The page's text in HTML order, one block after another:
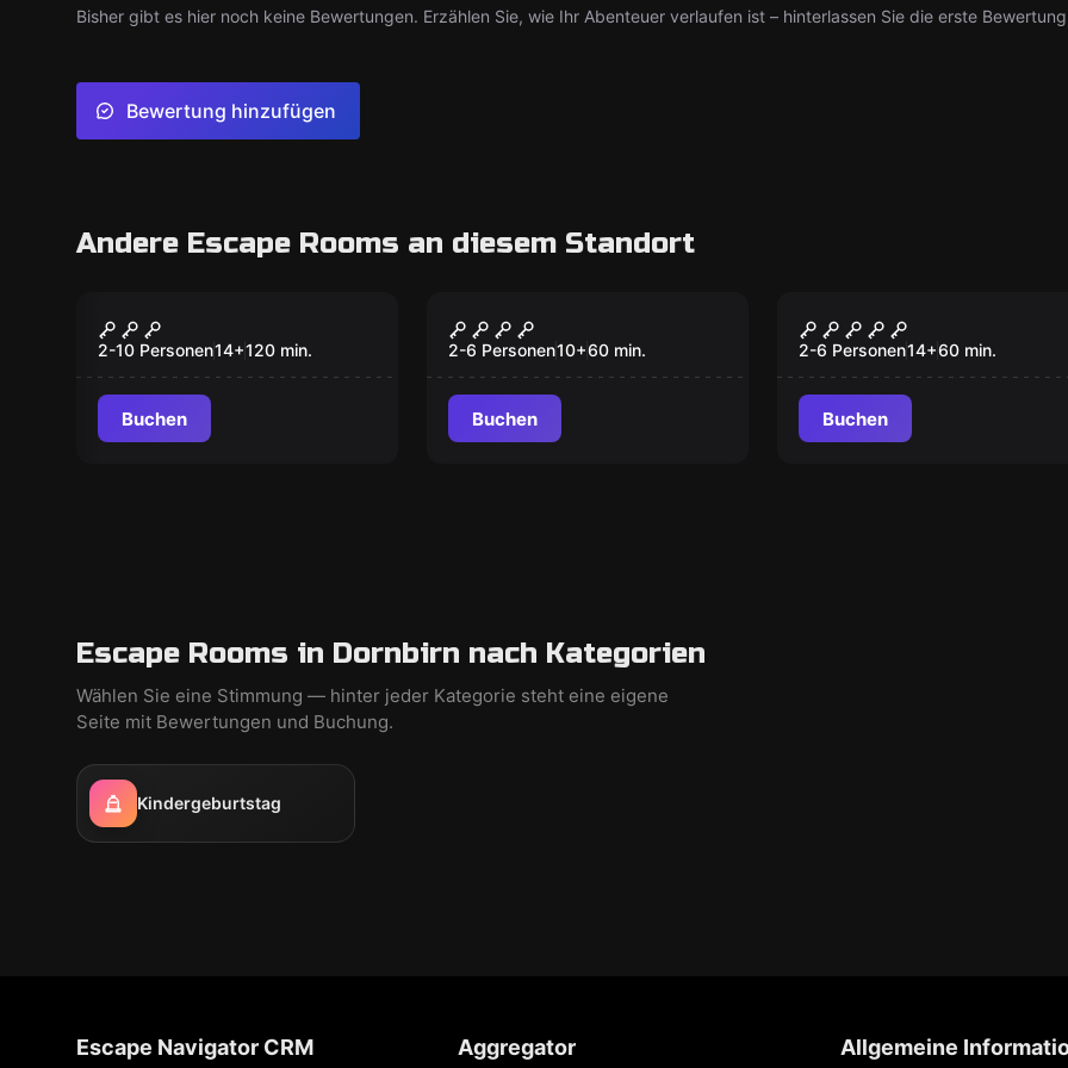
Bisher gibt es hier noch keine Bewertungen. Erzählen Sie, wie Ihr Abenteuer verlaufen ist – hinterlassen Sie die erste
Bewertung hinzufügen
Andere Escape Rooms an diesem Standort
Operation Mindfall
2-10 Personen14+120 min.
Buchen
Der Jungle
2-6 Personen10+60 min.
Buchen
Prison Break
2-6 Personen14+60 min.
Buchen
Escape Rooms in Dornbirn nach Kategorien
Wählen Sie eine Stimmung — hinter jeder Kategorie steht eine eigene
Seite mit Bewertungen und Buchung.
Kindergeburtstag
Escape Navigator CRM Aggregator Allgemeine